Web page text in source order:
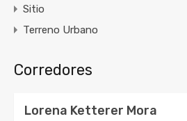
Sitio
Terreno Urbano
Corredores
Lorena Ketterer Mora